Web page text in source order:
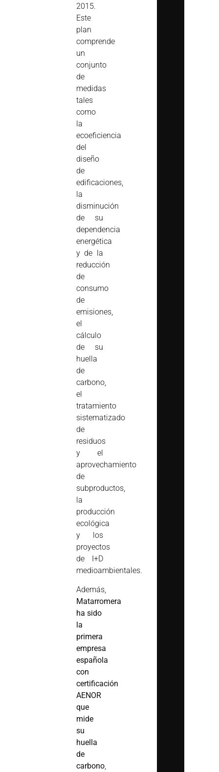
2015.
Este
plan
comprende
un
conjunto
de
medidas
tales
como
la
ecoeficiencia
del
diseño
de
edificaciones,
la
disminución
de su
dependencia
energética
y de la
reducción
de
consumo
de
emisiones,
el
cálculo
de su
huella
de
carbono,
el
tratamiento
sistematizado
de
residuos
y el
aprovechamiento
de
subproductos,
la
producción
ecológica
y los
proyectos
de I+D
medioambientales.
Además,
Matarromera
ha sido
la
primera
empresa
española
con
certificación
AENOR
que
mide
su
huella
de
carbono,